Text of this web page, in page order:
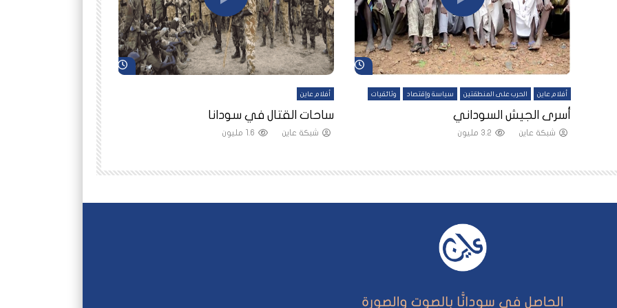
شاهد لاحقاً شاهد لاحقاً
أفلام عاين الحرب على المنطقتين سياسة وإقتصاد وثائقيات
أسرى الجيش السوداني
شبكة عاين 3.2 مليون
شاهد لاحقاً
أفلام عاين
ساحات القتال في سودانا
شبكة عاين 1.6 مليون
رانيا مأمون: الثمن